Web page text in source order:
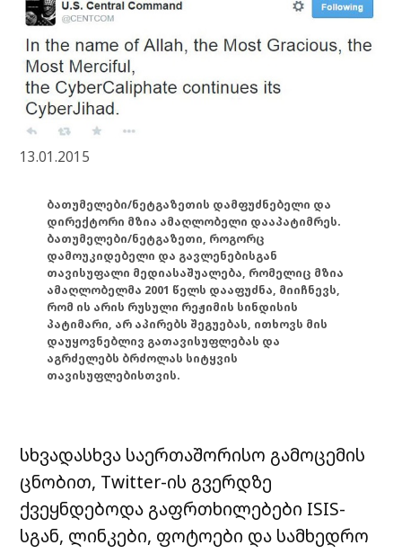
13.01.2015
ბათუმელები/ნეტგაზეთის დამფუძნებელი და
დირექტორი მზია ამაღლობელი დააპატიმრეს.
ბათუმელები/ნეტგაზეთი, როგორც
დამოუკიდებელი და გავლენებისგან
თავისუფალი მედიასაშუალება, რომელიც მზია
ამაღლობელმა 2001 წელს დააფუძნა, მიიჩნევს,
რომ ის არის რუსული რეჟიმის სინდისის
პატიმარი, არ აპირებს შეგუებას, ითხოვს მის
დაუყოვნებლივ გათავისუფლებას და
აგრძელებს ბრძოლას სიტყვის
თავისუფლებისთვის.
სხვადასხვა საერთაშორისო გამოცემის
ცნობით, Twitter-ის გვერდზე
ქვეყნდებოდა გაფრთხილებები ISIS-
სგან, ლინკები, ფოტოები და სამხედრო